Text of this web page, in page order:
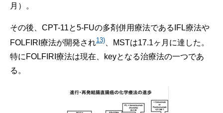
月）。
その後、CPT-11と5-FUの多剤併用療法であるIFL療法や
FOLFIRI療法が開発され13) 、MSTは17.1ヶ月に達した。
特にFOLFIRI療法は現在、keyとなる治療法の一つであ
る。